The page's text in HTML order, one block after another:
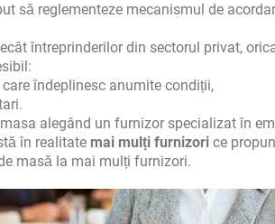
să reglementeze mecanismul de
întreprinderilor din sectorul privat,
care îndeplinesc anumite condiții,
alegând un furnizor specializat în
în realitate mai mulți furnizori ce
masă la mai mulți furnizori.